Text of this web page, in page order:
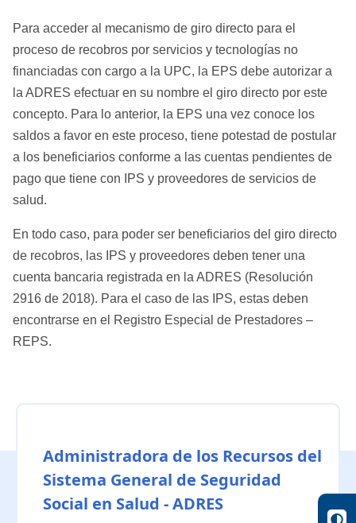
Normativa
Recobros
Régimen Subsidiado
Presupuestos Máximos
Para acceder al mecanismo de giro directo para el
proceso de recobros por servicios y tecnologías no
financiadas con cargo a la UPC, la EPS debe autorizar a
la ADRES efectuar en su nombre el giro directo por este
concepto. Para lo anterior, la EPS una vez conoce los
saldos a favor en este proceso, tiene potestad de postular
a los beneficiarios conforme a las cuentas pendientes de
pago que tiene con IPS y proveedores de servicios de
salud.
En todo caso, para poder ser beneficiarios del giro directo
de recobros, las IPS y proveedores deben tener una
cuenta bancaria registrada en la ADRES (Resolución
2916 de 2018). Para el caso de las IPS, estas deben
encontrarse en el Registro Especial de Prestadores –
REPS.
Administradora de los Recursos del
Sistema General de Seguridad
Social en Salud - ADRES